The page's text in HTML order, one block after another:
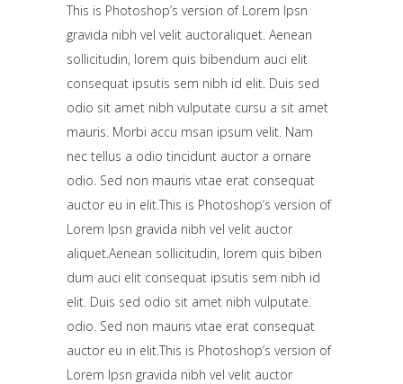
This is Photoshop’s version of Lorem Ipsn
gravida nibh vel velit auctoraliquet. Aenean
sollicitudin, lorem quis bibendum auci elit
consequat ipsutis sem nibh id elit. Duis sed
odio sit amet nibh vulputate cursu a sit amet
mauris. Morbi accu msan ipsum velit. Nam
nec tellus a odio tincidunt auctor a ornare
odio. Sed non mauris vitae erat consequat
auctor eu in elit.This is Photoshop’s version of
Lorem Ipsn gravida nibh vel velit auctor
aliquet.Aenean sollicitudin, lorem quis biben
dum auci elit consequat ipsutis sem nibh id
elit. Duis sed odio sit amet nibh vulputate.
odio. Sed non mauris vitae erat consequat
auctor eu in elit.This is Photoshop’s version of
Lorem Ipsn gravida nibh vel velit auctor